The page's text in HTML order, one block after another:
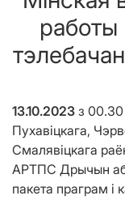
работы
13.10.2023 з
Пухавіцкага,
Смалявіцкага
АРТПС Дрычын
пакета праграм і